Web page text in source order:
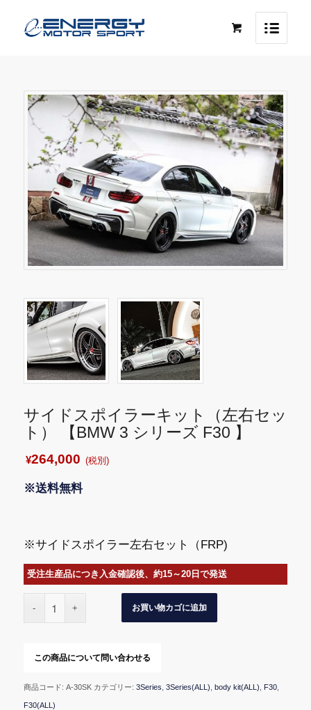
サイドスポイラーキット（左右セッ
ト） 【BMW 3 シリーズ F30 】
¥264,000 (税別)
※送料無料
※サイドスポイラー左右セット（FRP)
受注生産品につき入金確認後、約15～20日で発送
お買い物カゴに追加
商品コード: A-30SK カテゴリー: 3Series 3Series(ALL) body kit(ALL) F30,
F30(ALL)